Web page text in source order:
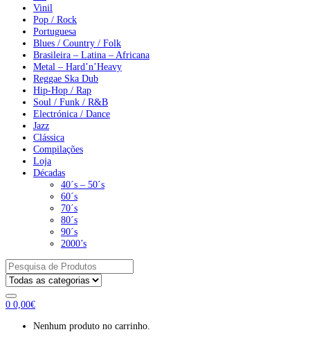
Vinil
Pop / Rock
Portuguesa
Blues / Country / Folk
Brasileira – Latina – Africana
Metal – Hard’n’Heavy
Reggae Ska Dub
Hip-Hop / Rap
Soul / Funk / R&B
Electrónica / Dance
Jazz
Clássica
Compilações
Loja
Décadas
40´s – 50´s
60´s
70´s
80´s
90´s
2000’s
Pesquisar
por:
0 0,00€
Nenhum produto no carrinho.